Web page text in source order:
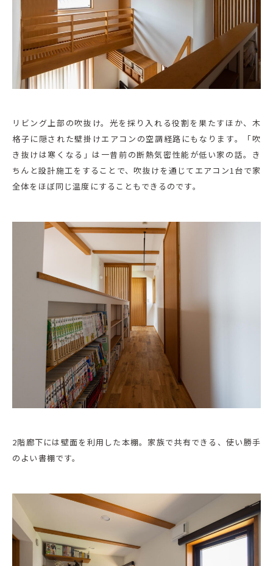
リビング上部の吹抜け。光を採り入れる役割を果たすほか、木
格子に隠された壁掛けエアコンの空調経路にもなります。「吹
き抜けは寒くなる」は一昔前の断熱気密性能が低い家の話。き
ちんと設計施工をすることで、吹抜けを通じてエアコン1台で家
全体をほぼ同じ温度にすることもできるのです。
2階廊下には壁面を利用した本棚。家族で共有できる、使い勝手
のよい書棚です。